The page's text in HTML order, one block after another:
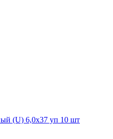
(U) 6,0х37 уп 10 шт